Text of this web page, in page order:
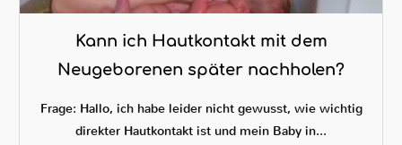
Kann ich Hautkontakt mit dem
Neugeborenen später nachholen?
Frage: Hallo, ich habe leider nicht gewusst, wie wichtig
direkter Hautkontakt ist und mein Baby in...